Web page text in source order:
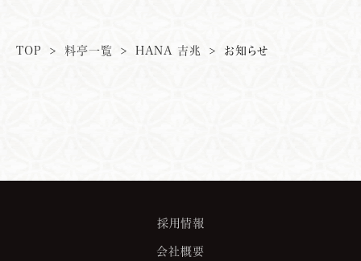
TOP > 料亭一覧 > HANA 吉兆 > お知らせ
採用情報
会社概要